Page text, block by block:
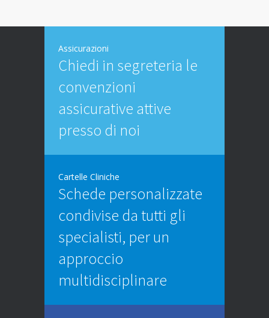
Assicurazioni
Chiedi in segreteria le
convenzioni
assicurative attive
presso di noi
Cartelle Cliniche
Schede personalizzate
condivise da tutti gli
specialisti, per un
approccio
multidisciplinare